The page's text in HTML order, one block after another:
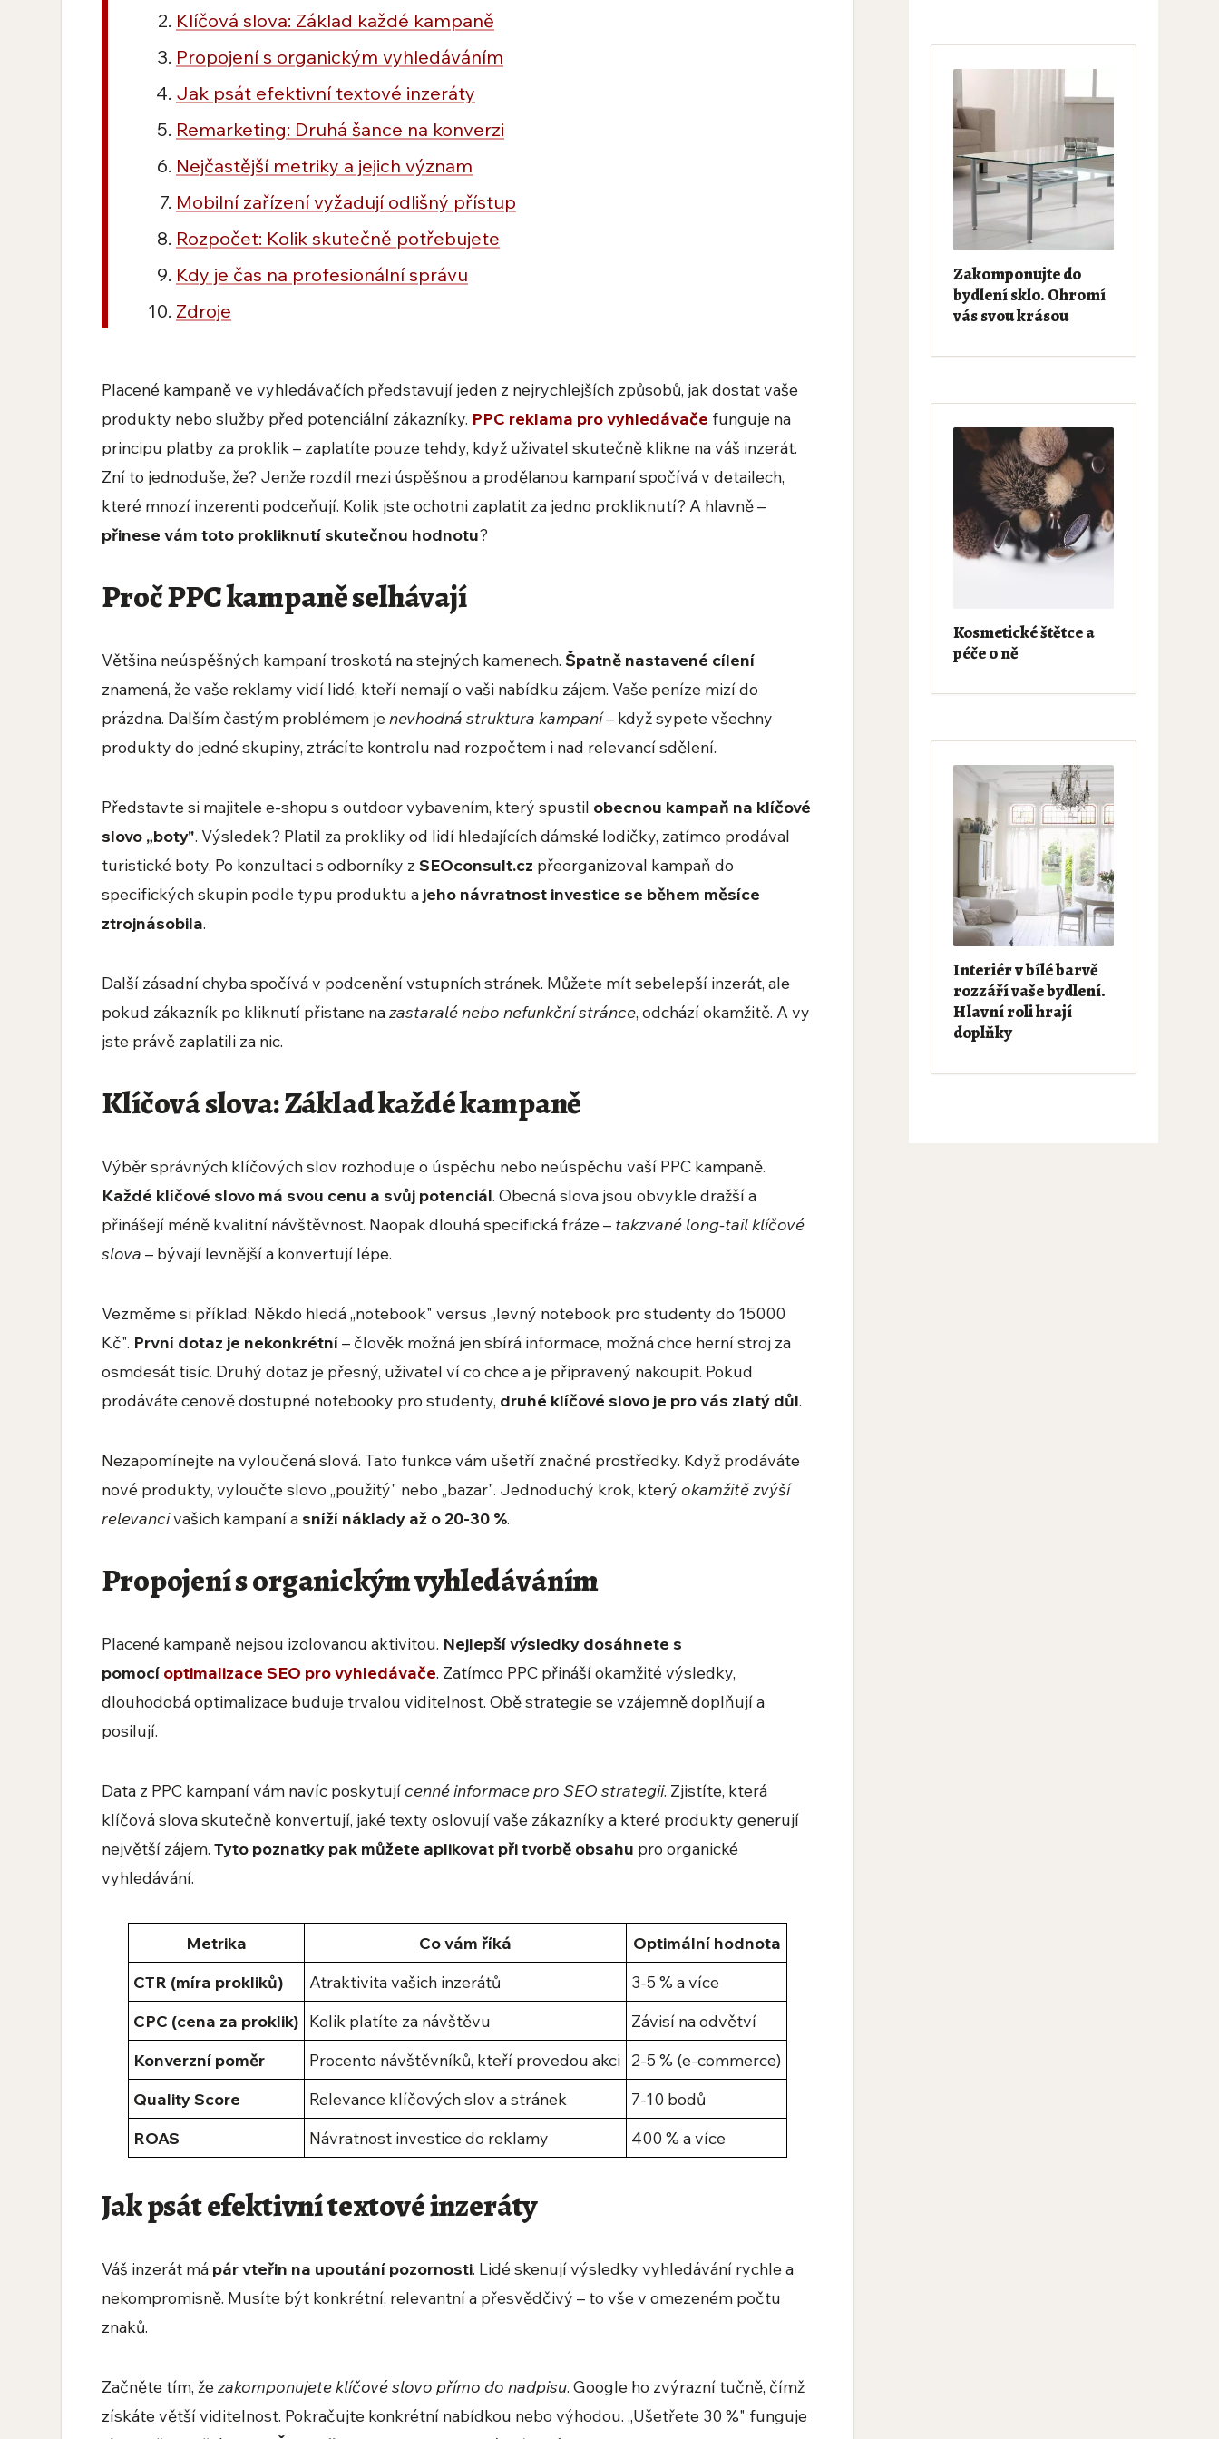
Klíčová slova: Základ každé kampaně
Propojení s organickým vyhledáváním
Jak psát efektivní textové inzeráty
Remarketing: Druhá šance na konverzi
Nejčastější metriky a jejich význam
Mobilní zařízení vyžadují odlišný přístup
Rozpočet: Kolik skutečně potřebujete
Kdy je čas na profesionální správu
Zdroje
Placené kampaně ve vyhledávačích představují jeden z nejrychlejších způsobů, jak dostat vaše
produkty nebo služby před potenciální zákazníky. PPC reklama pro vyhledávače funguje na
principu platby za proklik – zaplatíte pouze tehdy, když uživatel skutečně klikne na váš inzerát.
Zní to jednoduše, že? Jenže rozdíl mezi úspěšnou a prodělanou kampaní spočívá v detailech,
které mnozí inzerenti podceňují. Kolik jste ochotni zaplatit za jedno prokliknutí? A hlavně –
přinese vám toto prokliknutí skutečnou hodnotu?
Proč PPC kampaně selhávají
Většina neúspěšných kampaní troskotá na stejných kamenech. Špatně nastavené cílení
znamená, že vaše reklamy vidí lidé, kteří nemají o vaši nabídku zájem. Vaše peníze mizí do
prázdna. Dalším častým problémem je nevhodná struktura kampaní– když sypete všechny
produkty do jedné skupiny, ztrácíte kontrolu nad rozpočtem i nad relevancí sdělení.
Představte si majitele e-shopu s outdoor vybavením, který spustil obecnou kampaň na klíčové
slovo „boty". Výsledek? Platil za prokliky od lidí hledajících dámské lodičky, zatímco prodával
turistické boty. Po konzultaci s odborníky zSEOconsult.cz přeorganizoval kampaň do
specifických skupin podle typu produktu a jeho návratnost investice se během měsíce
ztrojnásobila.
Další zásadní chyba spočívá v podcenění vstupních stránek. Můžete mít sebelepší inzerát, ale
pokud zákazník po kliknutí přistane nazastaralé nebo nefunkční stránce, odchází okamžitě. A vy
jste právě zaplatili za nic.
Klíčová slova: Základ každé kampaně
Výběr správných klíčových slov rozhoduje o úspěchu nebo neúspěchu vaší PPC kampaně.
Každé klíčové slovo má svou cenu a svůj potenciál. Obecná slova jsou obvykle dražší a
přinášejí méně kvalitní návštěvnost. Naopak dlouhá specifická fráze – takzvané long-tail klíčové
slova – bývají levnější a konvertují lépe.
Vezměme si příklad: Někdo hledá „notebook" versus „levný notebook pro studenty do 15000
Kč". První dotaz je nekonkrétní– člověk možná jen sbírá informace, možná chce herní stroj za
osmdesát tisíc. Druhý dotaz je přesný, uživatel ví co chce a je připravený nakoupit. Pokud
prodáváte cenově dostupné notebooky pro studenty, druhé klíčové slovo je pro vás zlatý důl.
Nezapomínejte na vyloučená slová. Tato funkce vám ušetří značné prostředky. Když prodáváte
nové produkty, vyloučte slovo „použitý" nebo „bazar". Jednoduchý krok, kterýokamžitě zvýší
relevancivašich kampaní asníží náklady až o 20-30 %.
Propojení s organickým vyhledáváním
Placené kampaně nejsou izolovanou aktivitou. Nejlepší výsledky dosáhnete s
pomocí optimalizace SEO pro vyhledávače. Zatímco PPC přináší okamžité výsledky,
dlouhodobá optimalizace buduje trvalou viditelnost. Obě strategie se vzájemně doplňují a
posilují.
Data z PPC kampaní vám navíc poskytujícenné informace pro SEO strategii. Zjistíte, která
klíčová slova skutečně konvertují, jaké texty oslovují vaše zákazníky a které produkty generují
největší zájem.Tyto poznatky pak můžete aplikovat při tvorbě obsahu pro organické
vyhledávání.
Metrika Co vám říká
Optimální hodnota
CTR (míra prokliků)
Atraktivita vašich inzerátů
3-5 % a více
CPC (cena za proklik) Kolik platíte za návštěvu
Závisí na odvětví
Konverzní poměr
Procento návštěvníků, kteří provedou akci 2-5 % (e-commerce)
Quality Score
Relevance klíčových slov a stránek
7-10 bodů
ROAS
Návratnost investice do reklamy 400 % a více
Jak psát efektivní textové inzeráty
Váš inzerát má pár vteřin na upoutání pozornosti. Lidé skenují výsledky vyhledávání rychle a
nekompromisně. Musíte být konkrétní, relevantní a přesvědčivý – to vše v omezeném počtu
znaků.
Začněte tím, žezakomponujete klíčové slovo přímo do nadpisu. Google ho zvýrazní tučně, čímž
získáte větší viditelnost. Pokračujte konkrétní nabídkou nebo výhodou. „Ušetřete 30 %" funguje
Zakomponujte do
bydlení sklo. Ohromí
vás svou krásou
Kosmetické štětce a
péče o ně
Interiér v bílé barvě
rozzáří vaše bydlení.
Hlavní roli hrají
doplňky